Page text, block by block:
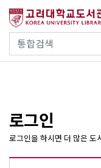
건
통합검색
사이트내 검색
로그인
로그인을 하시면 더 많은 도